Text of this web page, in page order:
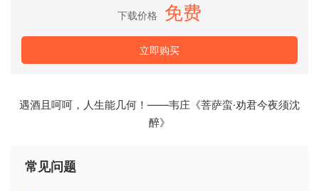
下载价格 免费
立即购买
遇酒且呵呵，人生能几何！——韦庄《菩萨蛮·劝君今夜须沈
醉》
常见问题